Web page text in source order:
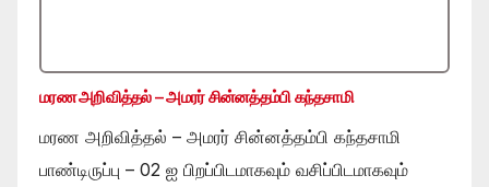
மரண அறிவித்தல் – அமரர் சின்னத்தம்பி கந்தசாமி
மரண அறிவித்தல் – அமரர் சின்னத்தம்பி கந்தசாமி
பாண்டிருப்பு – 02 ஐ பிறப்பிடமாகவும் வசிப்பிடமாகவும்